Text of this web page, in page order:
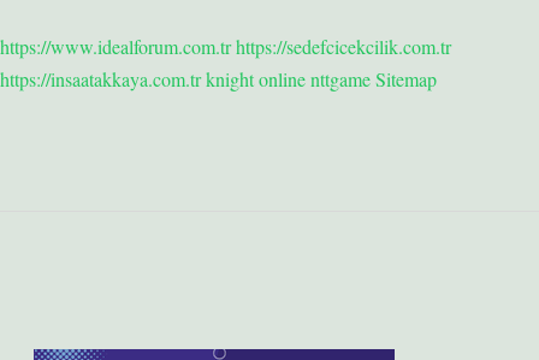
https://www.idealforum.com.trhttps://sedefcicekcilik.com.tr
https://insaatakkaya.com.trknight onlinenttgameSitemap